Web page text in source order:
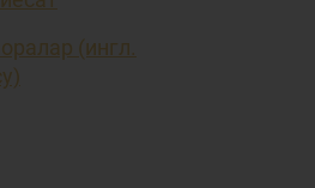
(ингл.